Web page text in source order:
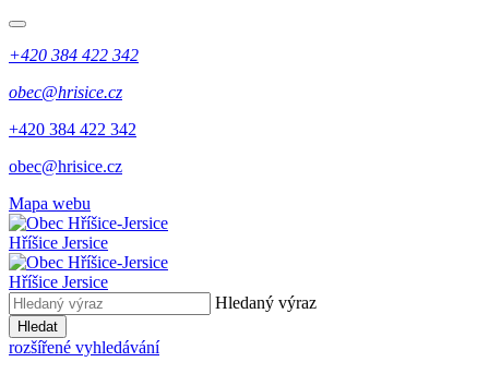
+420 384 422 342
obec@hrisice.cz
+420 384 422 342
obec@hrisice.cz
Mapa webu
Hříšice Jersice
Hříšice Jersice
Hledaný výraz
Hledat
rozšířené vyhledávání